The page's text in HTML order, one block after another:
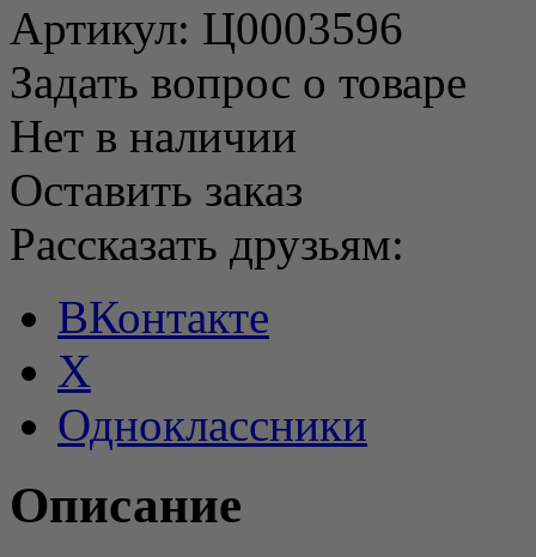
Артикул: Ц0003596
Задать вопрос о товаре
Нет в наличии
Оставить заказ
Рассказать друзьям:
ВКонтакте
X
Одноклассники
Описание